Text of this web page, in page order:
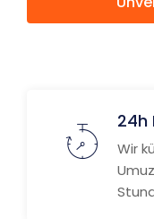
24h
Wir